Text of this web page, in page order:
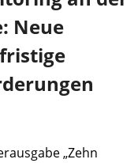
Neue
„Zehn